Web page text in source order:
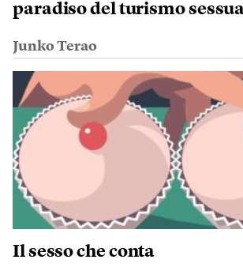
paradiso del turismo
Junko Terao
Il sesso che conta